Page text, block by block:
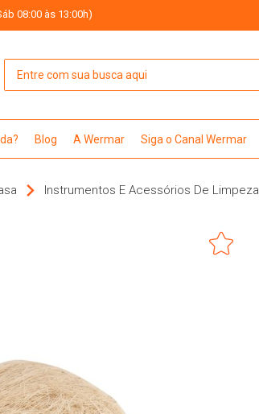
08:00 às 13:00h)
Blog A Wermar Siga o Canal Wermar
Instrumentos E Acessórios De Limpeza